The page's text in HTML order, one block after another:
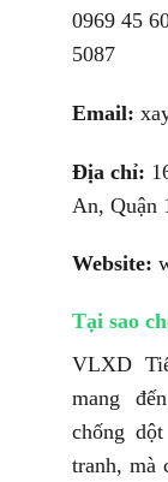
0969 45
5087
Email:
Địa chỉ:
An, Quận
Website:
Tại sao
VLXD
mang
chống
tranh, mà